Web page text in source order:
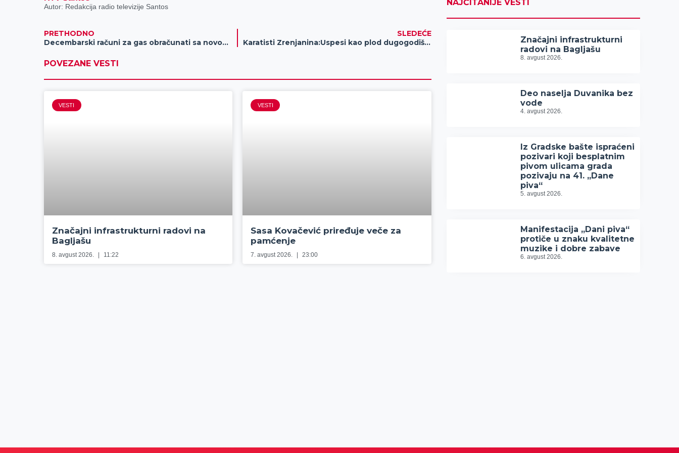
Autor: Redakcija radio televizije Santos
PRETHODNO
Decembarski računi za gas obračunati sa novom stopom PDV-a
SLEDEĆE
Karatisti Zrenjanina:Uspesi kao plod dugogodišnjeg rada
POVEZANE VESTI
VESTI
Značajni infrastrukturni radovi na
Bagljašu
8. avgust 2026. 11:22
VESTI
Sasa Kovačević priređuje veče za
pamćenje
7. avgust 2026. 23:00
NAJČITANIJE VESTI
Značajni infrastrukturni
radovi na Bagljašu
8. avgust 2026.
Deo naselja Duvanika bez
vode
4. avgust 2026.
Iz Gradske bašte ispraćeni
pozivari koji besplatnim
pivom ulicama grada
pozivaju na 41. „Dane
piva“
5. avgust 2026.
Manifestacija „Dani piva“
protiče u znaku kvalitetne
muzike i dobre zabave
6. avgust 2026.